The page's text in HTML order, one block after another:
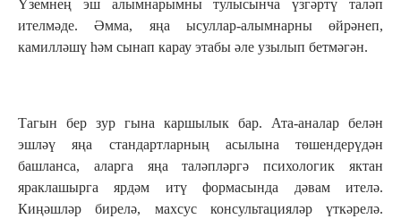
Үземнең эш алымнарымны тулысынча үзгәртү таләп
ителмәде. Әмма, яңа ысуллар-алымнарны өйрәнеп,
камилләшү һәм сынап карау этабы әле узылып бетмәгән.
Тагын бер зур гына каршылык бар. Ата-аналар белән
эшләү яңа стандартларның асылына төшендерүдән
башланса, аларга яңа таләпләргә психологик яктан
яраклашырга ярдәм итү формасында дәвам ителә.
Киңәшләр бирелә, махсус консультацияләр үткәрелә.